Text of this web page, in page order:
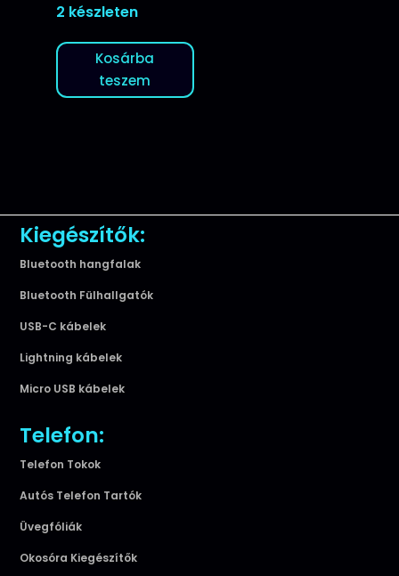
2 készleten
Kosárba
teszem
Kiegészítők:
Bluetooth hangfalak
Bluetooth Fülhallgatók
USB-C kábelek
Lightning kábelek
Micro USB kábelek
Telefon:
Telefon Tokok
Autós Telefon Tartók
Üvegfóliák
Okosóra Kiegészítők